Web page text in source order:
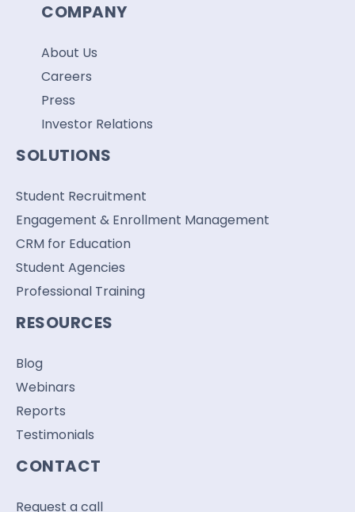
COMPANY
About Us
Careers
Press
Investor Relations
SOLUTIONS
Student Recruitment
Engagement & Enrollment Management
CRM for Education
Student Agencies
Professional Training
RESOURCES
Blog
Webinars
Reports
Testimonials
CONTACT
Request a call